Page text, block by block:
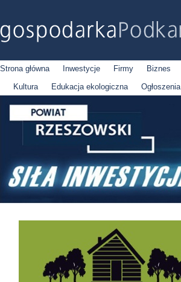
Strona główna Inwestycje Firmy Biznes
Kultura
Edukacja ekologiczna Ogłoszenia